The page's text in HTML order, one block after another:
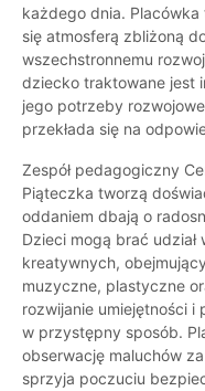
każdego dnia.
się atmosferą zbliżoną
wszechstronnemu
dziecko traktowane jest
jego potrzeby
przekłada się na
Zespół pedagogiczny
Piąteczka tworzą
oddaniem dbają o
Dzieci mogą brać
kreatywnych,
muzyczne, plastyczne
rozwijanie umiejętności i
w przystępny sposób.
obserwację maluchów
sprzyja poczuciu